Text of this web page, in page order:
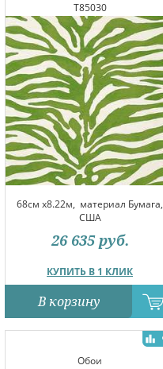
T85030
68см x8.22м, материал Бумага,
США
КУПИТЬ В 1 КЛИК
26 635 руб.
В корзину
Обои